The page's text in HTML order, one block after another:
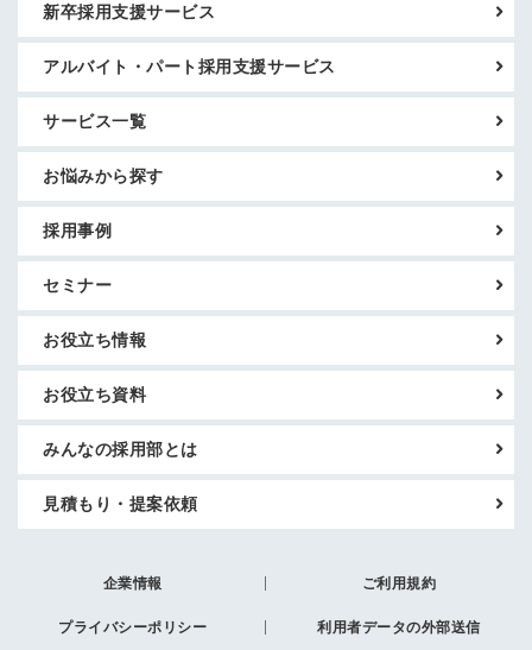
新卒採用支援サービス
アルバイト・パート採用支援サービス
サービス一覧
お悩みから探す
採用事例
セミナー
お役立ち情報
お役立ち資料
みんなの採用部とは
見積もり・提案依頼
企業情報 ご利用規約
プライバシーポリシー 利用者データの外部送信